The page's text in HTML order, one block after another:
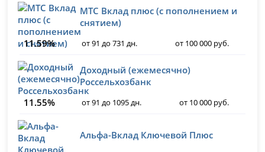
МТС Вклад плюс (с пополнением и
снятием)
11.59%
от 91 до 731 дн. от 100 000 руб.
Доходный (ежемесячно)
Россельхозбанк
11.55%
от 91 до 1095 дн. от 10 000 руб.
Альфа-Вклад Ключевой Плюс